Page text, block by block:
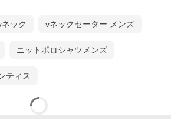
） 商品一覧はこちら
袖丈(cm)
ック vネックセーター メンズ
ニットポロシャツメンズ
ティス